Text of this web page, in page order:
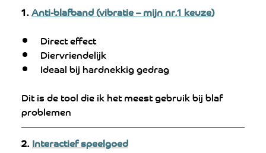
1. Anti-blafband (vibratie – mijn nr.1 keuze)
Direct effect
Diervriendelijk
Ideaal bij hardnekkig gedrag
Dit is de tool die ik het meest gebruik bij blaf
problemen
2. Interactief speelgoed